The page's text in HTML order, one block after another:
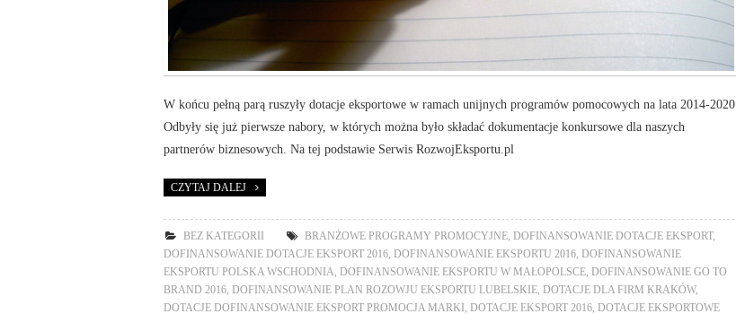
W końcu pełną parą ruszyły dotacje eksportowe w ramach unijnych programów pomocowych na lata 2014-2020.
Odbyły się już pierwsze nabory, w których można było składać dokumentacje konkursowe dla naszych
partnerów biznesowych. Na tej podstawie Serwis RozwojEksportu.pl
CZYTAJ DALEJ
BEZ KATEGORII BRANŻOWE PROGRAMY PROMOCYJNE, DOFINANSOWANIE DOTACJE EKSPORT,
DOFINANSOWANIE DOTACJE EKSPORT 2016 DOFINANSOWANIE EKSPORTU 2016 DOFINANSOWANIE
EKSPORTU POLSKA WSCHODNIA DOFINANSOWANIE EKSPORTU W MAŁOPOLSCE DOFINANSOWANIE GO TO
BRAND 2016 DOFINANSOWANIE PLAN ROZOWJU EKSPORTU LUBELSKIE DOTACJE DLA FIRM KRAKÓW,
DOTACJE DOFINANSOWANIE EKSPORT PROMOCJA MARKI
DOTACJE EKSPORT 2016 DOTACJE EKSPORTOWE